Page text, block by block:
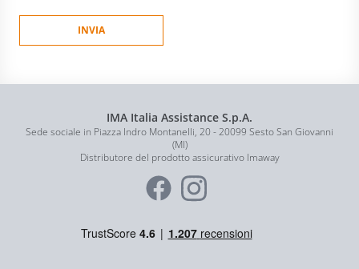
IMA Italia Assistance S.p.A.
Sede sociale in Piazza Indro Montanelli, 20 - 20099 Sesto San Giovanni
(MI)
Distributore del prodotto assicurativo Imaway